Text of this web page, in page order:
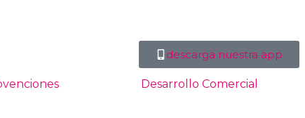
descarga nuestra app
Desarrollo Comercial